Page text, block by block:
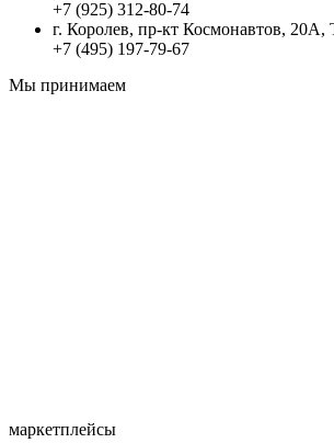
+7 (925) 312-80-74
г. Королев, пр-кт Космонавтов,
+7 (495) 197-79-67
Мы принимаем
маркетплейсы